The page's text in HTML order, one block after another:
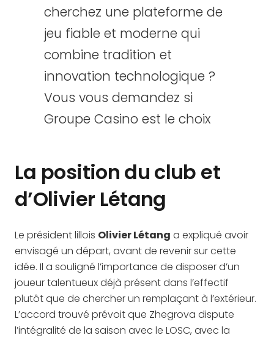
cherchez une plateforme de
jeu fiable et moderne qui
combine tradition et
innovation technologique ?
Vous vous demandez si
Groupe Casino est le choix
La position du club et
d’Olivier Létang
Le président lillois Olivier Létang a expliqué avoir
envisagé un départ, avant de revenir sur cette
idée. Il a souligné l’importance de disposer d’un
joueur talentueux déjà présent dans l’effectif
plutôt que de chercher un remplaçant à l’extérieur.
L’accord trouvé prévoit que Zhegrova dispute
l’intégralité de la saison avec le LOSC, avec la